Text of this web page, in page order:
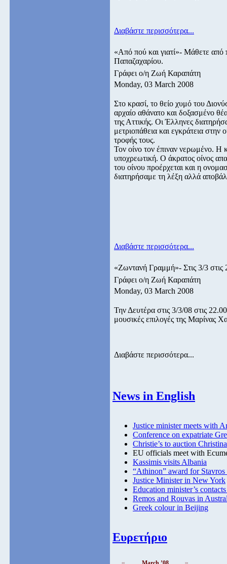
Διαβάστε περισσότερα...
«Από πού και γιατί»- Μάθετε
Παπαζαχαρίου.
Γράφει ο/η Ζωή Καραπάτη
Monday, 03 March 2008
Στο κρασί, το θείο χυμό του
αρχαίο αθάνατο και δοξασμένο
της Αττικής. Οι Έλληνες
μετριοπάθεια και εγκράτεια στην
τροφής τους.
Τον οίνο τον έπιναν νερωμένο. Η
υποχρεωτική. Ο άκρατος οίνος
του οίνου προέρχεται και η
διατηρήσαμε τη λέξη αλλά
Διαβάστε περισσότερα...
«Ζωντανή Γραμμή»- Στις 3/3
Γράφει ο/η Ζωή Καραπάτη
Monday, 03 March 2008
Την Δευτέρα στις 3/3/08 στις
μουσικές επιλογές της Μαρίνας
Διαβάστε περισσότερα...
News in English
Justice minister meets with
Conference on expatriate
Christie’s to auction
EU officials meet with
Kassimis visits Albania
“Athinon” award for
Justice Minister in New York
Education minister’s
Remos and Rouvas in
Greek colour in Beijing
Ευρετήριο
<< >>